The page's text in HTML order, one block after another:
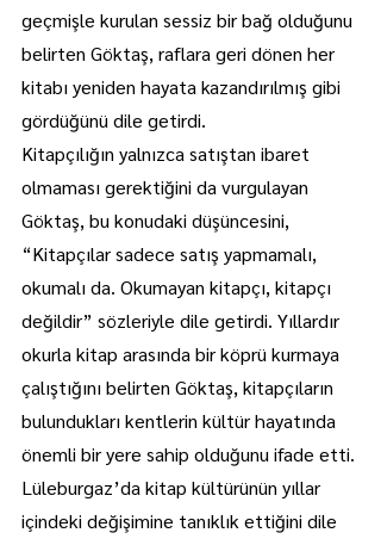
geçmişle kurulan sessiz bir bağ olduğunu
belirten Göktaş, raflara geri dönen her
kitabı yeniden hayata kazandırılmış gibi
gördüğünü dile getirdi.
Kitapçılığın yalnızca satıştan ibaret
olmaması gerektiğini da vurgulayan
Göktaş, bu konudaki düşüncesini,
“Kitapçılar sadece satış yapmamalı,
okumalı da. Okumayan kitapçı, kitapçı
değildir” sözleriyle dile getirdi. Yıllardır
okurla kitap arasında bir köprü kurmaya
çalıştığını belirten Göktaş, kitapçıların
bulundukları kentlerin kültür hayatında
önemli bir yere sahip olduğunu ifade etti.
Lüleburgaz’da kitap kültürünün yıllar
içindeki değişimine tanıklık ettiğini dile